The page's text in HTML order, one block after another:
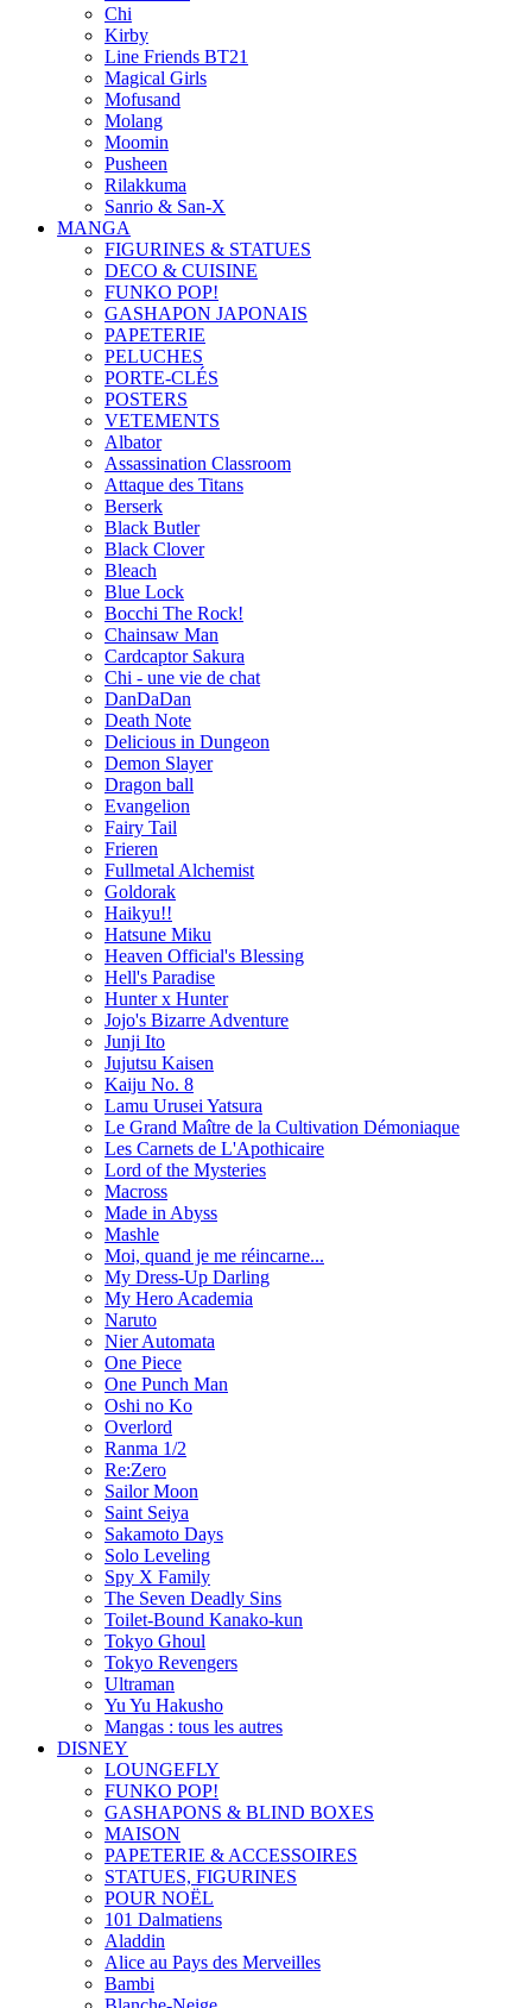
Chi
Kirby
Line Friends BT21
Magical Girls
Mofusand
Molang
Moomin
Pusheen
Rilakkuma
Sanrio & San-X
MANGA
FIGURINES & STATUES
DECO & CUISINE
FUNKO POP!
GASHAPON JAPONAIS
PAPETERIE
PELUCHES
PORTE-CLÉS
POSTERS
VETEMENTS
Albator
Assassination Classroom
Attaque des Titans
Berserk
Black Butler
Black Clover
Bleach
Blue Lock
Bocchi The Rock!
Chainsaw Man
Cardcaptor Sakura
Chi - une vie de chat
DanDaDan
Death Note
Delicious in Dungeon
Demon Slayer
Dragon ball
Evangelion
Fairy Tail
Frieren
Fullmetal Alchemist
Goldorak
Haikyu!!
Hatsune Miku
Heaven Official's Blessing
Hell's Paradise
Hunter x Hunter
Jojo's Bizarre Adventure
Junji Ito
Jujutsu Kaisen
Kaiju No. 8
Lamu Urusei Yatsura
Le Grand Maître de la Cultivation Démoniaque
Les Carnets de L'Apothicaire
Lord of the Mysteries
Macross
Made in Abyss
Mashle
Moi, quand je me réincarne...
My Dress-Up Darling
My Hero Academia
Naruto
Nier Automata
One Piece
One Punch Man
Oshi no Ko
Overlord
Ranma 1/2
Re:Zero
Sailor Moon
Saint Seiya
Sakamoto Days
Solo Leveling
Spy X Family
The Seven Deadly Sins
Toilet-Bound Kanako-kun
Tokyo Ghoul
Tokyo Revengers
Ultraman
Yu Yu Hakusho
Mangas : tous les autres
DISNEY
LOUNGEFLY
FUNKO POP!
GASHAPONS & BLIND BOXES
MAISON
PAPETERIE & ACCESSOIRES
STATUES, FIGURINES
POUR NOËL
101 Dalmatiens
Aladdin
Alice au Pays des Merveilles
Bambi